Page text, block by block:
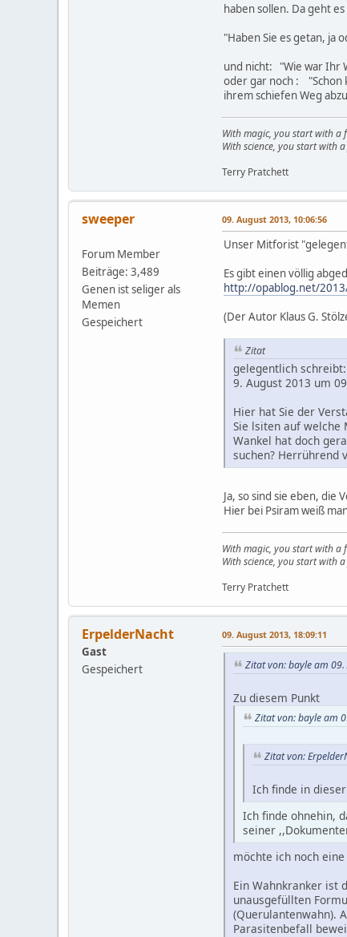
haben sollen. Da geht
"Haben Sie es getan, ja
und nicht: "Wie war Ihr
oder gar noch : "Schon
ihrem schiefen Weg
With magic, you start with a
With science, you start with
Terry Pratchett
sweeper
Forum Member
Beiträge: 3,489
Genen ist seliger als
Memen
Gespeichert
09. August 2013, 10:06:56
Unser Mitforist
Es gibt einen völlig
http://opablog.net/
(Der Autor Klaus G.
Zitat
gelegentlich
9. August 2013 um
Hier hat Sie der
Sie lsiten auf welche
Wankel hat doch
suchen? Herrührend
Ja, so sind sie eben, die
Hier bei Psiram weiß
With magic, you start with a
With science, you start with
Terry Pratchett
ErpelderNacht
Gast
Gespeichert
09. August 2013, 18:09:11
Zitat von: bayle am
Zu diesem Punkt
Zitat von: bayle am
Zitat von:
Ich finde in
Ich finde ohnehin,
seiner
möchte ich noch
Ein Wahnkranker ist
unausgefüllten
(Querulantenwahn).
Parasitenbefall